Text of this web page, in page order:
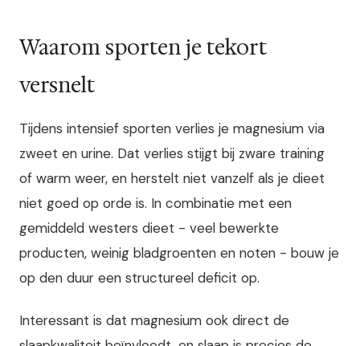
Waarom sporten je tekort
versnelt
Tijdens intensief sporten verlies je magnesium via
zweet en urine. Dat verlies stijgt bij zware training
of warm weer, en herstelt niet vanzelf als je dieet
niet goed op orde is. In combinatie met een
gemiddeld westers dieet - veel bewerkte
producten, weinig bladgroenten en noten - bouw je
op den duur een structureel deficit op.
Interessant is dat magnesium ook direct de